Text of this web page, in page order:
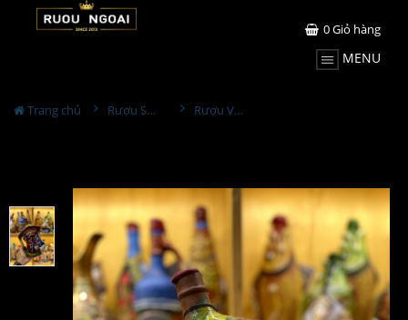
0Giỏ hàng
MENU
Trang chủ Rượu Sưu Tầm - Nga Rượu Vang Gốm Georgia MS71